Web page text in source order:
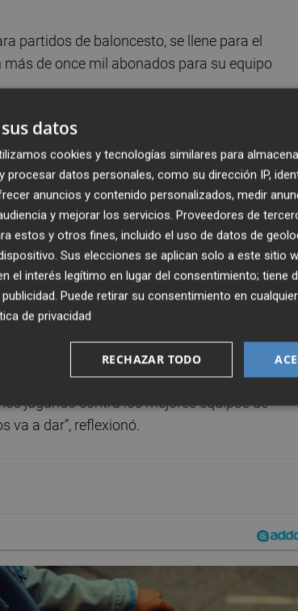
partidos de baloncesto, se llene para el
de once mil abonados para su equipo
para que ellos se metan en el partido con
esto es en dos direcciones. Nosotros nos
público los valores que a ellos les gustan los
duros" y que también lo será un Virtus que
y jugadores por fuera muy difíciles de
con muchísima capacidad anotadora,
muy duro y muy difícil", señaló.
jugando contra los mejores equipos de
va a dar”, reflexionó.
datos
cookies y tecnologías similares para
procesar datos personales, como su dirección IP,
anuncios y contenido personalizados, medir
y mejorar los servicios. Proveedores de
estos y otros fines, incluido el uso de datos de
Sus elecciones se aplican solo a este sitio
el interés legítimo en lugar del consentimiento; tiene
. Puede retirar su consentimiento en
de privacidad
RECHAZAR TODO